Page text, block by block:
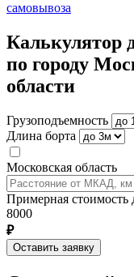
самовывоза
Калькулятор
по городу
области
Грузоподъемность
Длина борта
Московская область
Примерная стоимость
8000
₽
Оставить заявку